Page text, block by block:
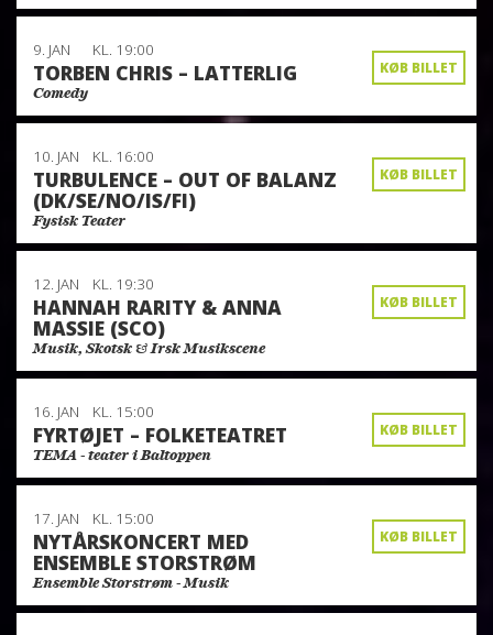
9. JAN KL. 19:00
TORBEN CHRIS – LATTERLIG
Comedy
KØB BILLET
10. JAN KL. 16:00
TURBULENCE – OUT OF BALANZ
(DK/SE/NO/IS/FI)
Fysisk Teater
KØB BILLET
12. JAN KL. 19:30
HANNAH RARITY & ANNA
MASSIE (SCO)
Musik, Skotsk & Irsk Musikscene
KØB BILLET
16. JAN KL. 15:00
FYRTØJET – FOLKETEATRET
TEMA - teater i Baltoppen
KØB BILLET
17. JAN KL. 15:00
NYTÅRSKONCERT MED
ENSEMBLE STORSTRØM
Ensemble Storstrøm - Musik
KØB BILLET